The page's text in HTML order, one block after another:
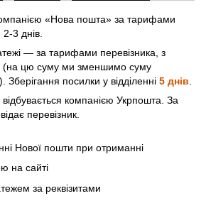
«Нова пошта» зa тарифами
3 днів.
— за тарифами перевізника, з
(на цю суму ми зменшимо суму
посилки у відділенні 5 днів
компанією Укрпошта. За
перевізник.
Нової пошти при отриманні
на сайті
за реквізитами